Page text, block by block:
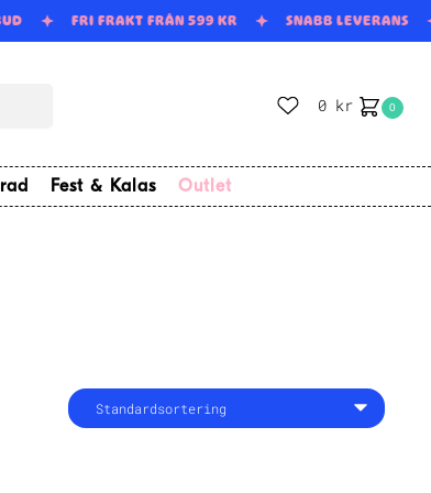
FRI FRAKT FRÅN 599 KR SNABB LEVERANS
0 kr 0
Fest & Kalas Outlet